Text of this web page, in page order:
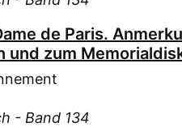
de Paris.
und zum
- Band 134